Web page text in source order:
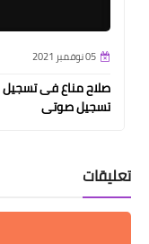
05 نوفمبر 2021
صلاح مناع فى
تسجيل صوتى
تعليقات